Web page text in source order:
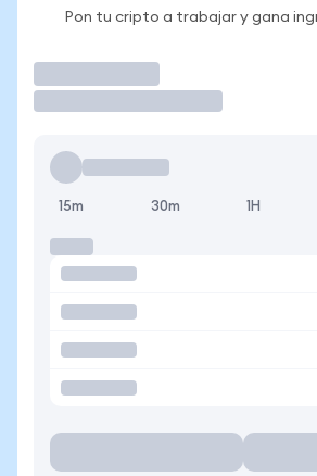
Pon tu cripto a trabajar y gana
15m 30m 1H